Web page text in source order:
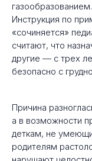
Инструкция по
«сочиняется»
считают, что
другие — с трех
безопасно с
Причина
а в возможности
деткам, не
родителям